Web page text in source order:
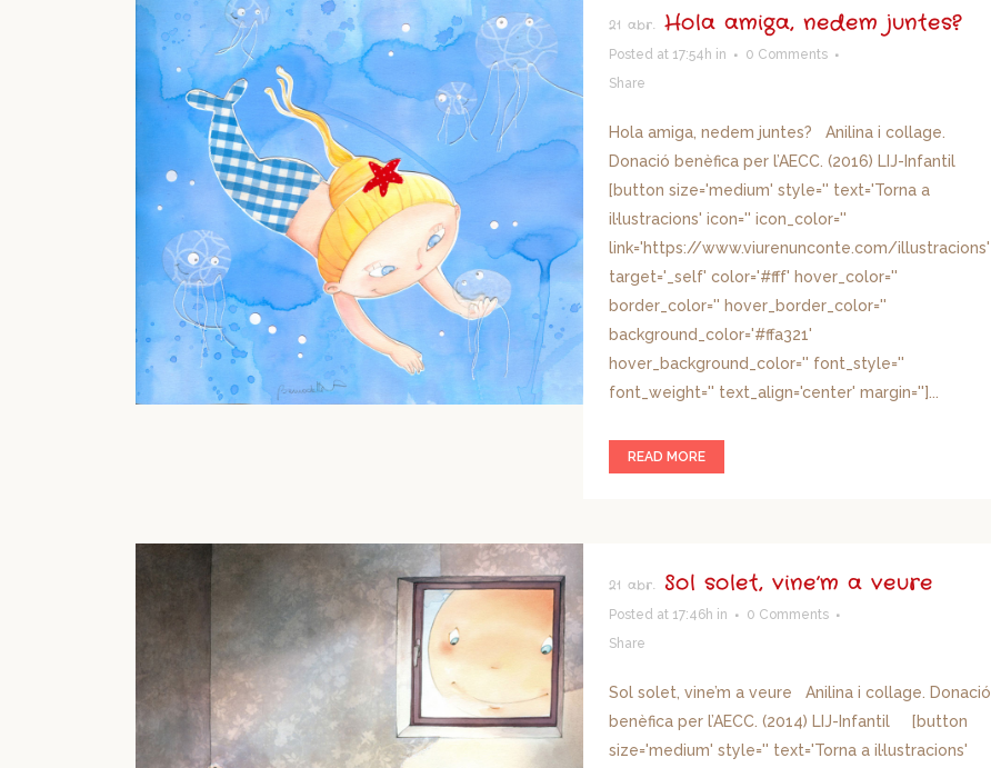
21 abr. Hola amiga, nedem juntes?
Posted at 17:54h in
0 Comments
Share
Hola amiga, nedem juntes? Anilina i collage.
Donació benèfica per l’AECC. (2016) LIJ-Infantil
[button size='medium' style='' text='Torna a
il·lustracions' icon='' icon_color=''
link='https://www.viurenunconte.com/illustracions'
target='_self' color='#fff' hover_color=''
border_color='' hover_border_color=''
background_color='#ffa321'
hover_background_color='' font_style=''
font_weight='' text_align='center' margin='']...
READ MORE
21 abr. Sol solet, vine’m a veure
Posted at 17:46h in
0 Comments
Share
Sol solet, vine’m a veure Anilina i collage. Donació
benèfica per l’AECC. (2014) LIJ-Infantil [button
size='medium' style='' text='Torna a il·lustracions'